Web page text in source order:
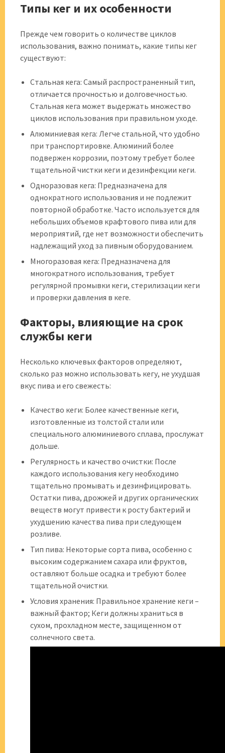
Типы кег и их особенности
Прежде чем говорить о количестве циклов
использования, важно понимать, какие типы кег
существуют:
Стальная кега: Самый распространенный тип,
отличается прочностью и долговечностью.
Стальная кега может выдержать множество
циклов использования при правильном уходе.
Алюминиевая кега: Легче стальной, что удобно
при транспортировке. Алюминий более
подвержен коррозии, поэтому требует более
тщательной чистки кеги и дезинфекции кеги.
Одноразовая кега: Предназначена для
однократного использования и не подлежит
повторной обработке. Часто используется для
небольших объемов крафтового пива или для
мероприятий, где нет возможности обеспечить
надлежащий уход за пивным оборудованием.
Многоразовая кега: Предназначена для
многократного использования, требует
регулярной промывки кеги, стерилизации кеги
и проверки давления в кеге.
Факторы, влияющие на срок
службы кеги
Несколько ключевых факторов определяют,
сколько раз можно использовать кегу, не ухудшая
вкус пива и его свежесть:
Качество кеги: Более качественные кеги,
изготовленные из толстой стали или
специального алюминиевого сплава, прослужат
дольше.
Регулярность и качество очистки: После
каждого использования кегу необходимо
тщательно промывать и дезинфицировать.
Остатки пива, дрожжей и других органических
веществ могут привести к росту бактерий и
ухудшению качества пива при следующем
розливе.
Тип пива: Некоторые сорта пива, особенно с
высоким содержанием сахара или фруктов,
оставляют больше осадка и требуют более
тщательной очистки.
Условия хранения: Правильное хранение кеги –
важный фактор; Кеги должны храниться в
сухом, прохладном месте, защищенном от
солнечного света.